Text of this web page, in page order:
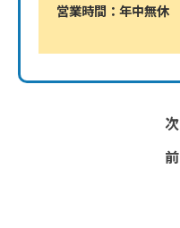
営業時間：年中無休